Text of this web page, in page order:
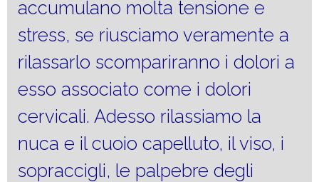
accumulano molta tensione e
stress, se riusciamo veramente a
rilassarlo scompariranno i dolori a
esso associato come i dolori
cervicali. Adesso rilassiamo la
nuca e il cuoio capelluto, il viso, i
sopraccigli, le palpebre degli